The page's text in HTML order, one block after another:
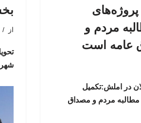
مردم و
عامه است
در املش:تکمیل
مطالبه مردم و مصداق
از